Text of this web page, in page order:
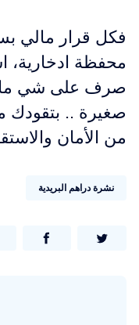
فكل قرار مالي
محفظة
صرف على شي ما
صغيرة .. بتقودك
من الأمان
نشرة دراهم البريدية